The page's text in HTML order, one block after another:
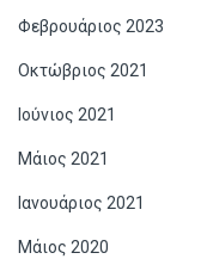
Φεβρουάριος 2023
Οκτώβριος 2021
Ιούνιος 2021
Μάιος 2021
Ιανουάριος 2021
Μάιος 2020